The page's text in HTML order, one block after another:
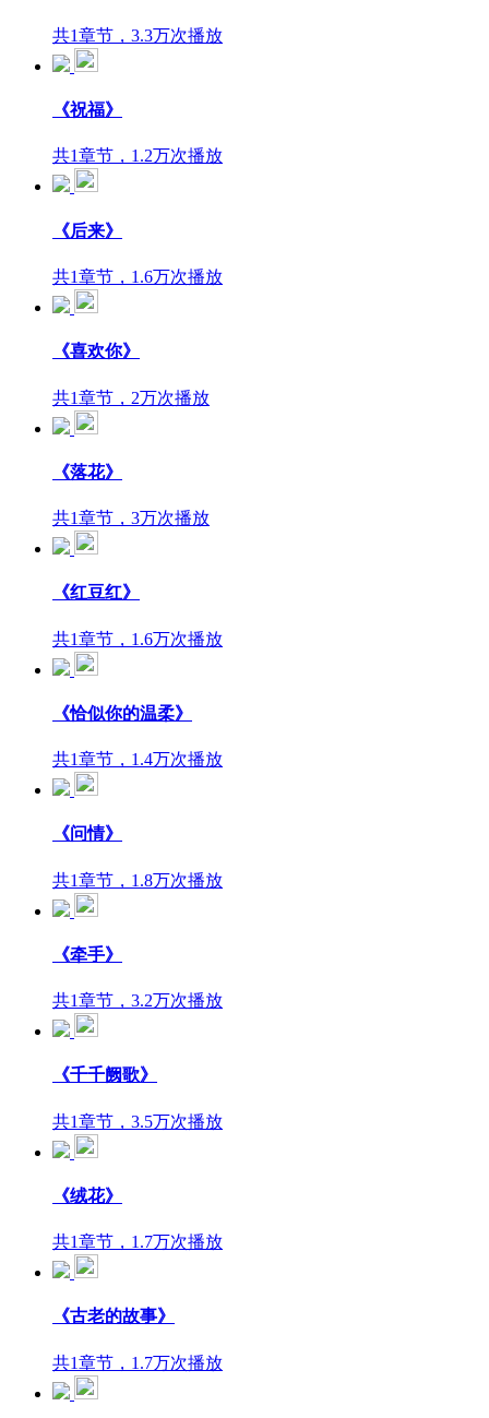
共1章节，3.3万次播放
《祝福》
共1章节，1.2万次播放
《后来》
共1章节，1.6万次播放
《喜欢你》
共1章节，2万次播放
《落花》
共1章节，3万次播放
《红豆红》
共1章节，1.6万次播放
《恰似你的温柔》
共1章节，1.4万次播放
《问情》
共1章节，1.8万次播放
《牵手》
共1章节，3.2万次播放
《千千阙歌》
共1章节，3.5万次播放
《绒花》
共1章节，1.7万次播放
《古老的故事》
共1章节，1.7万次播放